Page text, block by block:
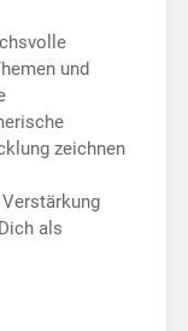
und
zeichnen
als